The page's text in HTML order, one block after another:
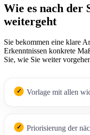
Wie es nach der
weitergeht
Sie bekommen eine klare
Erkenntnissen konkrete
Sie, wie Sie weiter
Vorlage mit allen
Priorisierung der